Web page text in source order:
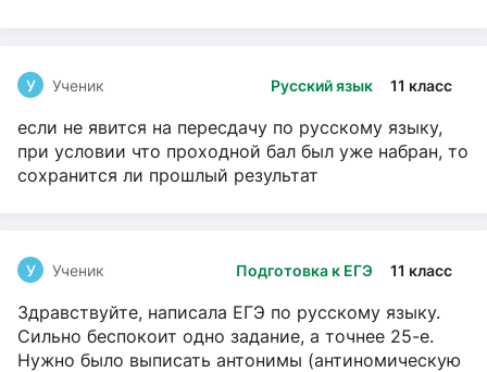
Русский язык 11 класс
У Ученик
если не явится на пересдачу по русскому языку,
при условии что проходной бал был уже набран, то
сохранится ли прошлый результат
Подготовка к ЕГЭ 11 класс
У Ученик
Здравствуйте, написала ЕГЭ по русскому языку.
Сильно беспокоит одно задание, а точнее 25-е.
Нужно было выписать антонимы (антиномическую